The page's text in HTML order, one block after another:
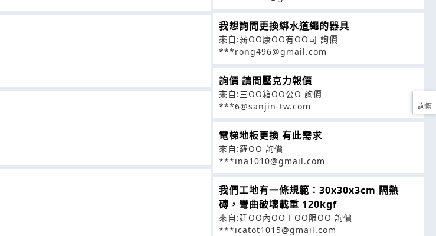
我想詢問更換綁水道繩的器具
來自:薪OO康OO有OO司 詢價
***rong496@gmail.com
詢價 請問壓克力報價
來自:三OO箱OO公O 詢價
***6@sanjin-tw.com
電梯地板更換 有此需求
來自:羅OO 詢價
***ina1010@gmail.com
我們工地有一條規範：30x30x3cm 隔熱
磚，彎曲破壞載重 120kgf
來自:廷OO內OO工OO限OO 詢價
***icatot1015@gmail.com
詢價